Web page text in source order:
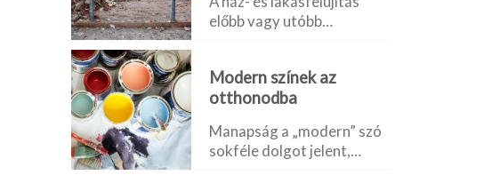
előbb vagy utóbb…
Modern színek az
otthonodba
Manapság a „modern” szó
sokféle dolgot jelent,…